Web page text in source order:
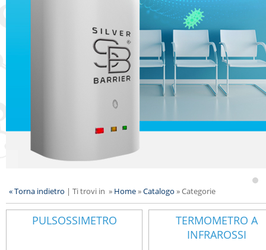
« Torna indietro | Ti trovi in » Home»Catalogo »Categorie
PULSOSSIMETRO
TERMOMETRO A
INFRAROSSI